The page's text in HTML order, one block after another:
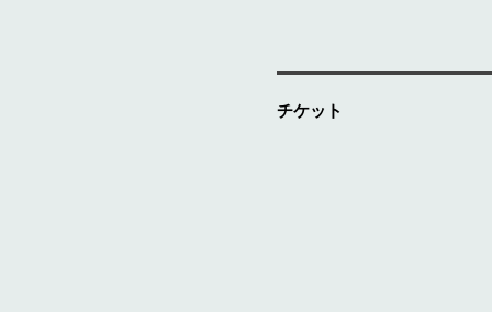
チケット